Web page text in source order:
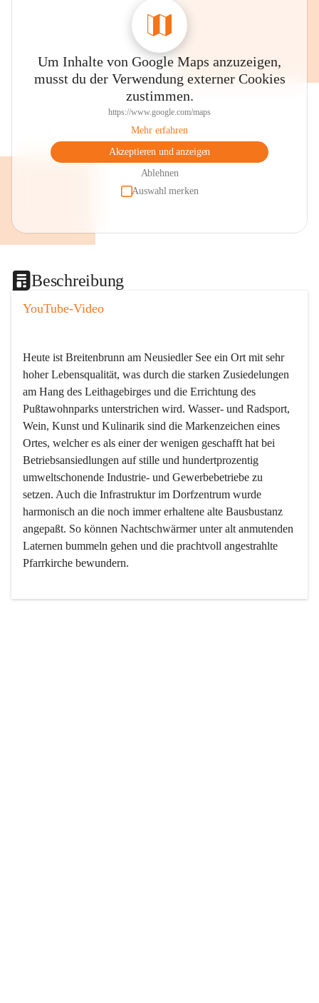
Um Inhalte von Google Maps anzuzeigen,
musst du der Verwendung externer Cookies
zustimmen.
https://www.google.com/maps
Mehr erfahren
Akzeptieren und anzeigen
Ablehnen
Auswahl merken
Beschreibung
YouTube-Video
Heute ist Breitenbrunn am Neusiedler See ein Ort mit sehr
hoher Lebensqualität, was durch die starken Zusiedelungen
am Hang des Leithagebirges und die Errichtung des
Pußtawohnparks unterstrichen wird. Wasser- und Radsport,
Wein, Kunst und Kulinarik sind die Markenzeichen eines
Ortes, welcher es als einer der wenigen geschafft hat bei
Betriebsansiedlungen auf stille und hundertprozentig
umweltschonende Industrie- und Gewerbebetriebe zu
setzen. Auch die Infrastruktur im Dorfzentrum wurde
harmonisch an die noch immer erhaltene alte Bausbustanz
angepaßt. So können Nachtschwärmer unter alt anmutenden
Laternen bummeln gehen und die prachtvoll angestrahlte
Pfarrkirche bewundern.
Der Weinbau dominert heute nicht mehr, ist aber integrativer